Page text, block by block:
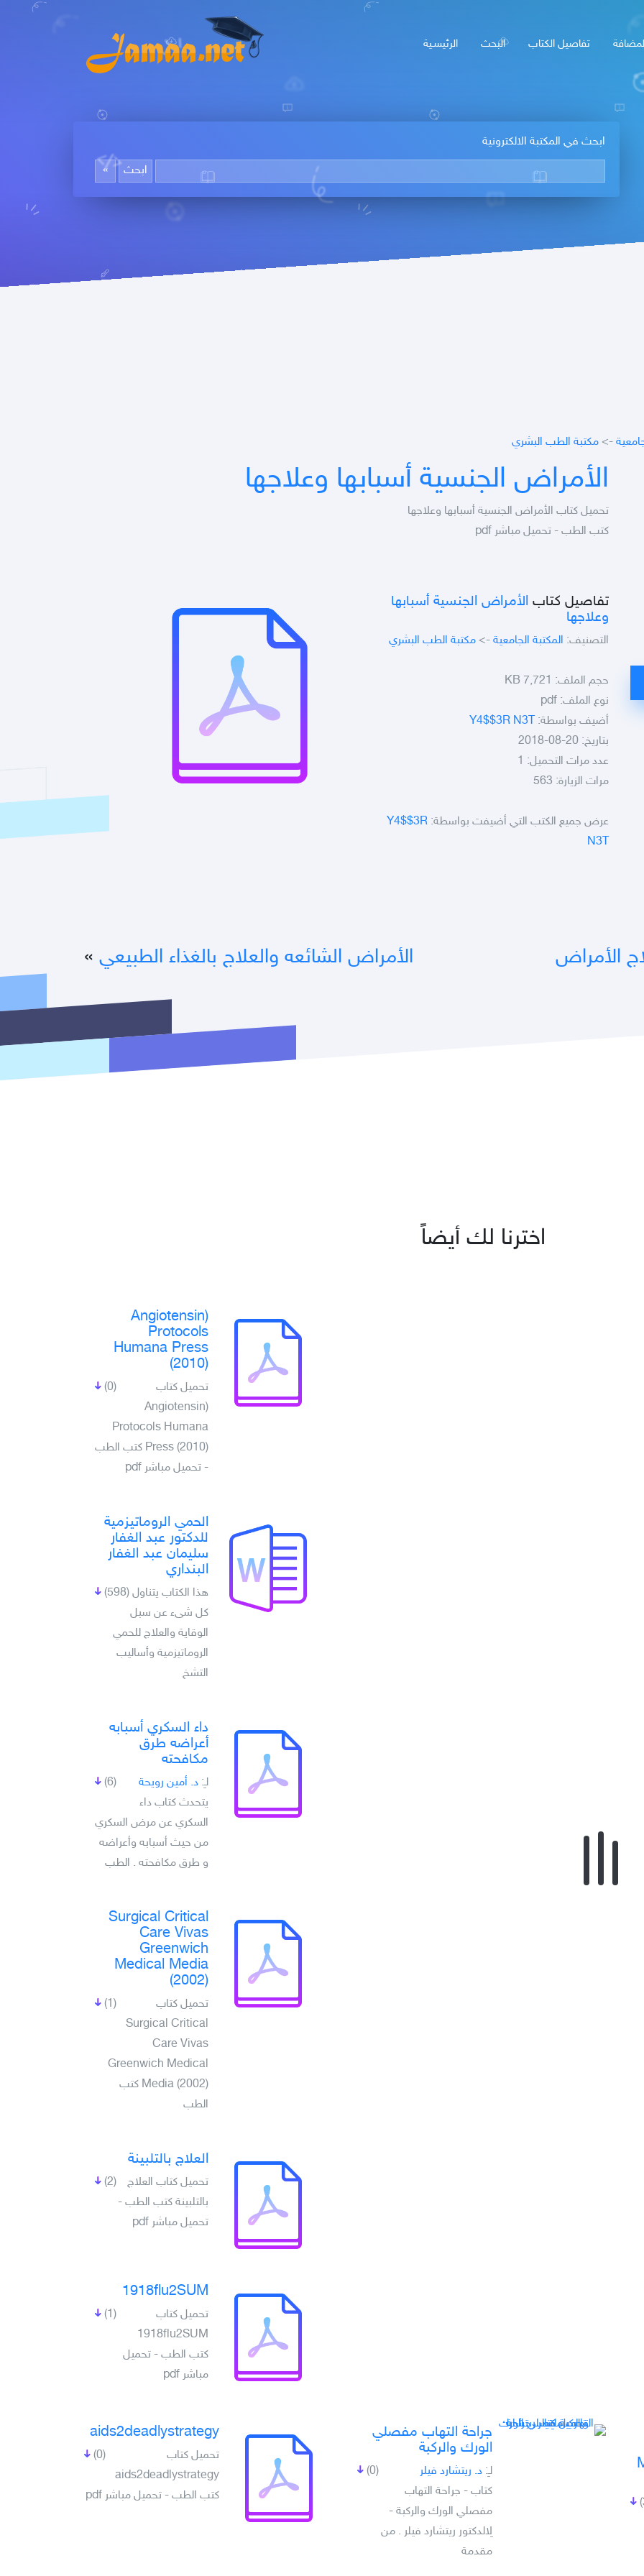
الرئيسـية البحث تفاصيل الكتاب
ابحث في المكتبة الالكترونية
-> مكتبة الطب البشري
الأمراض الجنسية أسبابها وعلاجها
تحميل كتاب الأمراض الجنسية أسبابها وعلاجها
كتب الطب - تحميل مباشر pdf
تفاصيل كتاب الأمراض الجنسية أسبابها
وعلاجها
التصنيف: المكتبة الجامعية -> مكتبة الطب البشري
حجم الملف: 7,721 KB
نوع الملف: pdf
أضيف بواسطة: Y4$$3R N3T
بتاريخ: 20-08-2018
عدد مرات التحميل: 1
مرات الزيارة: 563
عرض جميع الكتب التي أضيفت بواسطة: Y4$$3R
N3T
الأمراض
الأمراض الشائعه والعلاج بالغذاء الطبيعي »
اخترنا لك أيضاً
(Angiotensin
Protocols
Humana Press
(2010)
(0)
تحميل كتاب
(Angiotensin
Protocols Humana
Press (2010) كتب الطب
- تحميل مباشر pdf
الحمي الروماتيزمية
للدكتور عبد الغفار
سليمان عبد الغفار
البنداري
(598) هذا الكتاب يتناول
كل شىء عن سبل
الوقاية والعلاج للحمي
الروماتيزمية وأساليب
التشخ
داء السكري أسبابه
أعراضه طرق
مكافحته
(6) لـِ: د. أمين رويحة
يتحدث كتاب داء
السكري عن مرض السكري
من حيث أسبابه وأعراضه
و طرق مكافحته . الطب
Surgical Critical
Care Vivas
Greenwich
Medical Media
(2002)
(1)
تحميل كتاب
Surgical Critical
Care Vivas
Greenwich Medical
Media (2002) كتب
الطب
العلاج بالتلبينة
(2)
تحميل كتاب العلاج
بالتلبينة كتب الطب -
تحميل مباشر pdf
1918flu2SUM
(1)
تحميل كتاب
1918flu2SUM
كتب الطب - تحميل
مباشر pdf
جراحة التهاب مفصلي
الورك والركبة
(0) لـِ: د. ريتشارد فيلر
كتاب - جراحة التهاب
مفصلي الورك والركبة -
لِالدكتور ريتشارد فيلر . من
مقدمة
aids2deadlystrategy
(0)
تحميل كتاب
aids2deadlystrategy
كتب الطب - تحميل مباشر pdf